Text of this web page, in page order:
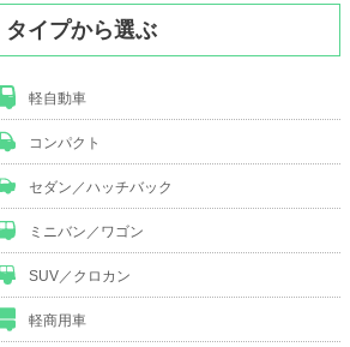
タイプから選ぶ
軽自動車
コンパクト
セダン／ハッチバック
ミニバン／ワゴン
SUV／クロカン
軽商用車